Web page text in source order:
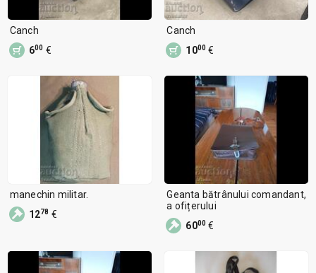
Canch
600 €
Canch
1000 €
manechin militar.
1278 €
Geanta bătrânului comandant,
a ofițerului
6000 €